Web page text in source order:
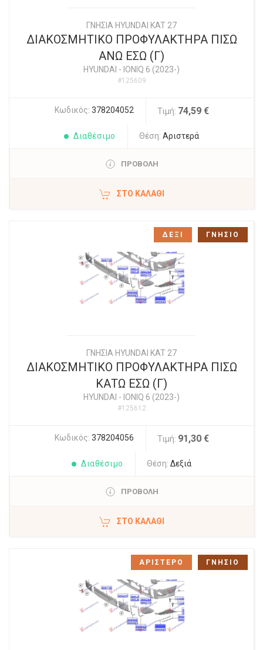
ΓΝΗΣΙΑ HYUNDAI KAT 27
ΔΙΑΚΟΣΜΗΤΙΚΟ ΠΡΟΦΥΛΑΚΤΗΡΑ ΠΙΣΩ
ΑΝΩ ΕΣΩ (Γ)
HYUNDAI - IONIQ 6 (2023-)
#125609
Κωδικός: 378204052 Τιμή: 74,59 €
Διαθέσιμο Θέση: Αριστερά
ΠΡΟΒΟΛΗ
ΣΤΟ ΚΑΛΆΘΙ
ΓΝΗΣΙΑ HYUNDAI KAT 27
ΔΙΑΚΟΣΜΗΤΙΚΟ ΠΡΟΦΥΛΑΚΤΗΡΑ ΠΙΣΩ
ΚΑΤΩ ΕΣΩ (Γ)
HYUNDAI - IONIQ 6 (2023-)
#125612
Κωδικός: 378204056 Τιμή: 91,30 €
Διαθέσιμο Θέση: Δεξιά
ΠΡΟΒΟΛΗ
ΣΤΟ ΚΑΛΆΘΙ
ΔΕΞΙ ΓΝΗΣΙΟ
ΑΡΙΣΤΕΡΟ ΓΝΗΣΙΟ